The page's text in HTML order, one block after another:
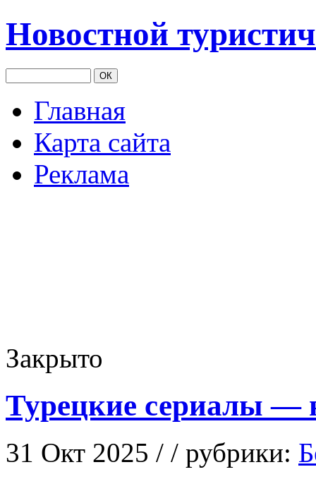
Новостной
Главная
Карта сайта
Реклама
Закрыто
Турецкие сериалы —
31 Окт 2025 / / рубрики: